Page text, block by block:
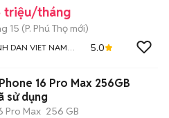
triệu/tháng
15 (P. Phú Thọ mới)
DAN VIET NAM
5.0
16 Pro Max 256GB
sử dụng
Pro Max 256 GB